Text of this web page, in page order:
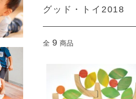
グッド・トイ2018
全 9 商品